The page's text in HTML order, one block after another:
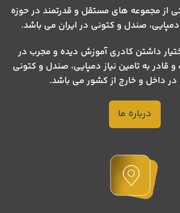
از مجموعه های مستقل و قدرتمند در حوزه
صندل و کتونی در ایران می باشد.
داشتن کادری آموزش دیده و مجرب در
به تامین نیاز دمپایی، صندل و کتونی
در داخل و خارج از کشور می باشد.
درباره ما